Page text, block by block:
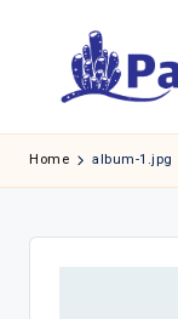
Home album-1.jpg